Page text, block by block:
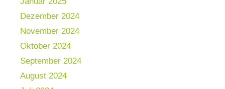
Dezember 2024
November 2024
Oktober 2024
September 2024
August 2024